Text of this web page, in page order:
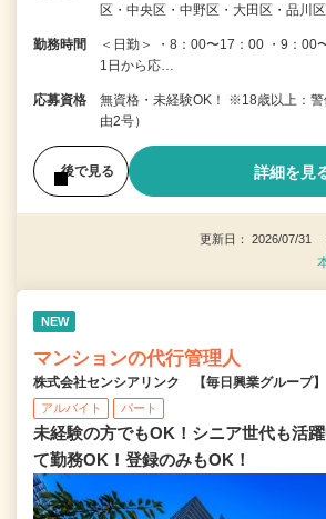
区・中央区・中野区・大田区・品川
勤務時間
＜日勤＞ ・8：00〜17：00 ・9：
1日から応…
応募資格
無資格・未経験OK！ ※18歳以上：
由2号）
後で見る 詳細を見
更新日： 2026/07/31
NEW
マンションの代行管理人
株式会社センシアリンク 【毎日興業グループ】
アルバイト パート
未経験の方でもOK！シニア世代も活
て勤務OK！登録のみもOK！